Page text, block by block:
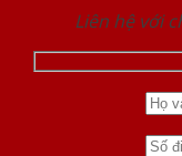
Liên hệ với